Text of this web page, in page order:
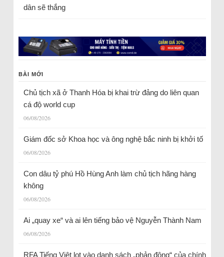
dân sẽ thắng
BÀI MỚI
Chủ tịch xã ở Thanh Hóa bị khai trừ đảng do liên quan
cá độ world cup
06/08/2026
Giám đốc sở Khoa học và ông nghệ bắc ninh bị khởi tố
06/08/2026
Con dâu tỷ phú Hồ Hùng Anh làm chủ tịch hãng hàng
không
06/08/2026
Ai „quay xe“ và ai lên tiếng bảo vệ Nguyễn Thành Nam
06/08/2026
RFA Tiếng Việt lọt vào danh sách „phản động“ của chính